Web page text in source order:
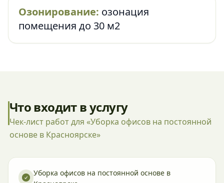
Озонирование: озонация
помещения до 30 м2
Что входит в услугу
Чек-лист работ для «Уборка офисов на постоянной
основе в Красноярске»
Уборка офисов на постоянной основе в